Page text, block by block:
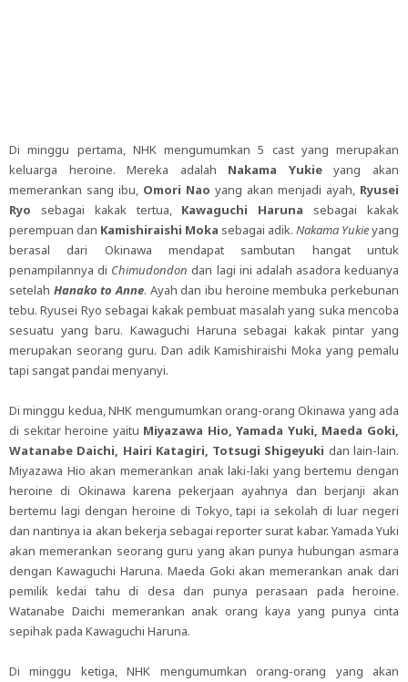
Di minggu pertama, NHK mengumumkan 5 cast yang merupakan
keluarga heroine. Mereka adalah Nakama Yukieyang akan
memerankan sang ibu, Omori Nao yang akan menjadi ayah, Ryusei
Ryo sebagai kakak tertua, Kawaguchi Haruna sebagai kakak
perempuan dan Kamishiraishi Moka sebagai adik. Nakama Yukieyang
berasal dari Okinawa mendapat sambutan hangat untuk
penampilannya di Chimudondon dan lagi ini adalah asadora keduanya
setelah Hanako to Anne. Ayah dan ibu heroine membuka perkebunan
tebu. Ryusei Ryo sebagai kakak pembuat masalah yang suka mencoba
sesuatu yang baru. Kawaguchi Haruna sebagai kakak pintar yang
merupakan seorang guru. Dan adik Kamishiraishi Moka yang pemalu
tapi sangat pandai menyanyi.
Di minggu kedua, NHK mengumumkan orang-orang Okinawa yang ada
di sekitar heroine yaitu Miyazawa Hio, Yamada Yuki, Maeda Goki,
Watanabe Daichi, Hairi Katagiri, Totsugi Shigeyuki dan lain-lain.
Miyazawa Hio akan memerankan anak laki-laki yang bertemu dengan
heroine di Okinawa karena pekerjaan ayahnya dan berjanji akan
bertemu lagi dengan heroine di Tokyo, tapi ia sekolah di luar negeri
dan nantinya ia akan bekerja sebagai reporter surat kabar. Yamada Yuki
akan memerankan seorang guru yang akan punya hubungan asmara
dengan Kawaguchi Haruna. Maeda Goki akan memerankan anak dari
pemilik kedai tahu di desa dan punya perasaan pada heroine.
Watanabe Daichi memerankan anak orang kaya yang punya cinta
sepihak pada Kawaguchi Haruna.
Di minggu ketiga, NHK mengumumkan orang-orang yang akan